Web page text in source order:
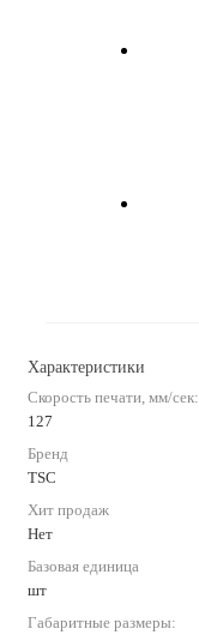
Характеристики
Скорость печати, мм/сек:
127
Бренд
TSC
Хит продаж
Нет
Базовая единица
шт
Габаритные размеры: